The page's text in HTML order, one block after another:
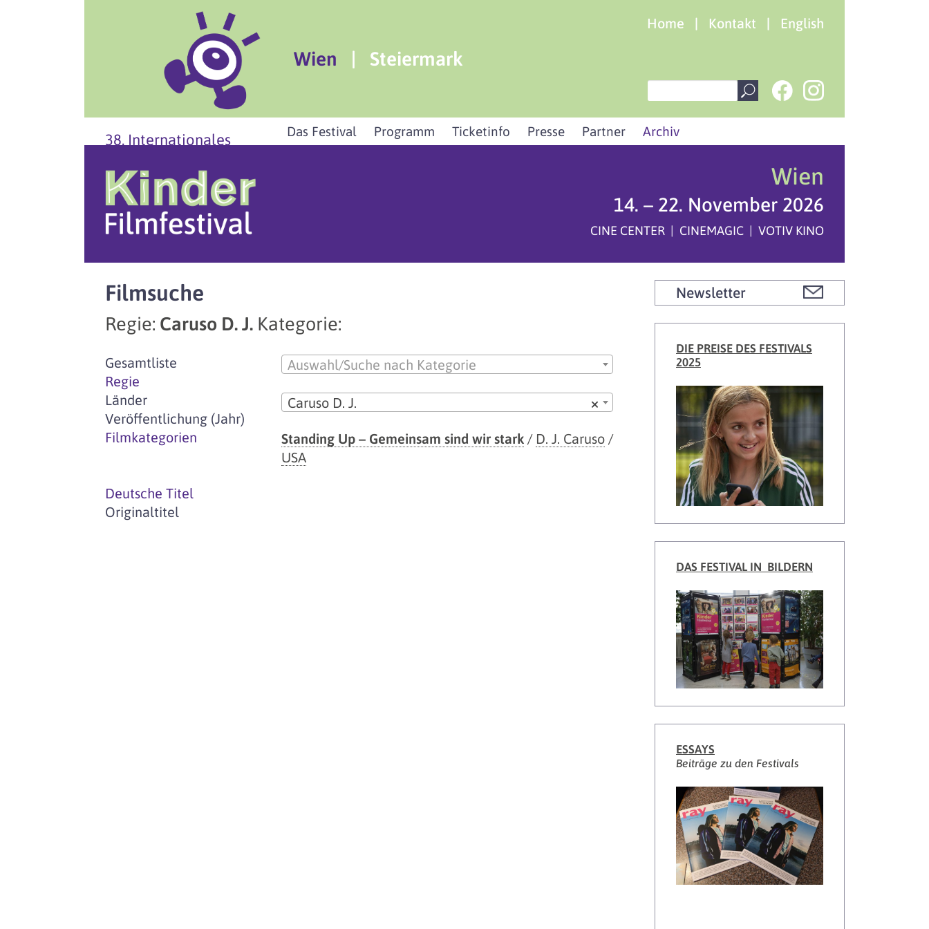
Home | Kontakt | English
Wien | Steiermark
38. Internationales Das Festival Programm Ticketinfo Presse Partner Archiv
Wien
14. – 22. November 2026
CINE CENTER | CINEMAGIC | VOTIV KINO
Filmsuche
Regie: Caruso D. J. Kategorie:
Gesamtliste
Regie
Länder
Veröffentlichung (Jahr)
Filmkategorien
Deutsche Titel
Originaltitel
Auswahl/Suche nach Kategorie
×
Caruso D. J.
Standing Up – Gemeinsam sind wir stark / D. J. Caruso /
USA
Newsletter
DIE PREISE DES FESTIVALS
2025
DAS FESTIVAL IN BILDERN
ESSAYS
Beiträge zu den Festivals